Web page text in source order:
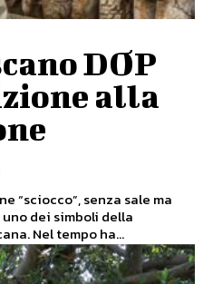
DOP
alla
“sciocco”, senza sale ma
dei simboli della
Nel tempo ha...